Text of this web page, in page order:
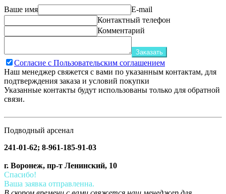
Ваше имя
E-mail
Контактный телефон
Комментарий
Заказать
Согласие с Пользовательским соглашением
Наш менеджер свяжется с вами по указанным контактам, для
подтверждения заказа и условий покупки
Указанные контакты будут использованы только для обратной
связи.
Подводный арсенал
241-01-62; 8-961-185-91-03
г. Воронеж, пр-т Ленинский, 10
Спасибо!
Ваша заявка отправленна.